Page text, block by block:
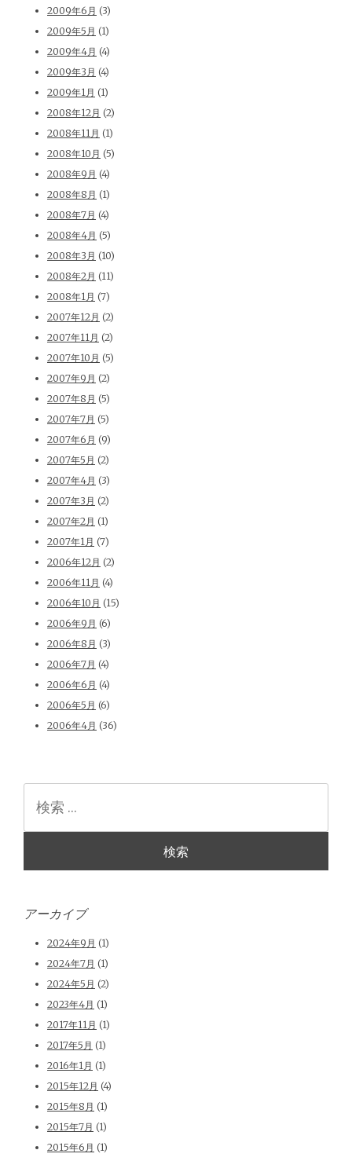
2009年6月 (3)
2009年5月 (1)
2009年4月 (4)
2009年3月 (4)
2009年1月 (1)
2008年12月 (2)
2008年11月 (1)
2008年10月 (5)
2008年9月 (4)
2008年8月 (1)
2008年7月 (4)
2008年4月 (5)
2008年3月 (10)
2008年2月 (11)
2008年1月 (7)
2007年12月 (2)
2007年11月 (2)
2007年10月 (5)
2007年9月 (2)
2007年8月 (5)
2007年7月 (5)
2007年6月 (9)
2007年5月 (2)
2007年4月 (3)
2007年3月 (2)
2007年2月 (1)
2007年1月 (7)
2006年12月 (2)
2006年11月 (4)
2006年10月 (15)
2006年9月 (6)
2006年8月 (3)
2006年7月 (4)
2006年6月 (4)
2006年5月 (6)
2006年4月 (36)
アーカイブ
2024年9月 (1)
2024年7月 (1)
2024年5月 (2)
2023年4月 (1)
2017年11月 (1)
2017年5月 (1)
2016年1月 (1)
2015年12月 (4)
2015年8月 (1)
2015年7月 (1)
2015年6月 (1)